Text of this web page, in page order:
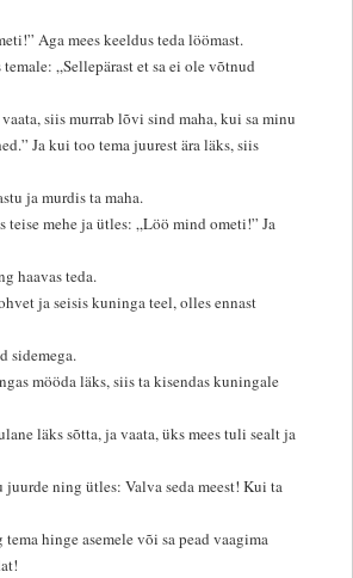
Aga mees keeldus teda löömast.
„Sellepärast et sa ei ole võtnud
siis murrab lõvi sind maha, kui sa minu
Ja kui too tema juurest ära läks, siis
ja murdis ta maha.
teise mehe ja ütles: „Löö mind ometi!” Ja
haavas teda.
ja seisis kuninga teel, olles ennast
sidemega.
mööda läks, siis ta kisendas kuningale
läks sõtta, ja vaata, üks mees tuli sealt ja
juurde ning ütles: Valva seda meest! Kui ta
hinge asemele või sa pead vaagima